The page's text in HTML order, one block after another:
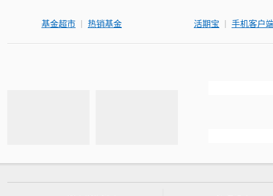
基金超市 | 热销基金 活期宝 | 手机客户